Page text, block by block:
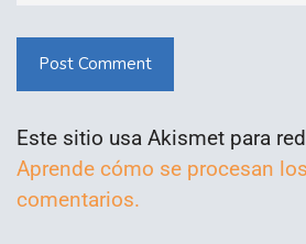
Post Comment
Este sitio usa Akismet para
Aprende cómo se procesan
comentarios.